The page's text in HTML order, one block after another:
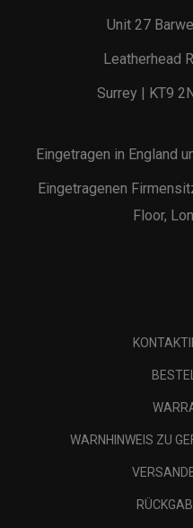
Unit 27
Leatherhead
Surrey | KT9
Eingetragen in England
Eingetragenen
Floor,
WARNHINWEIS ZU